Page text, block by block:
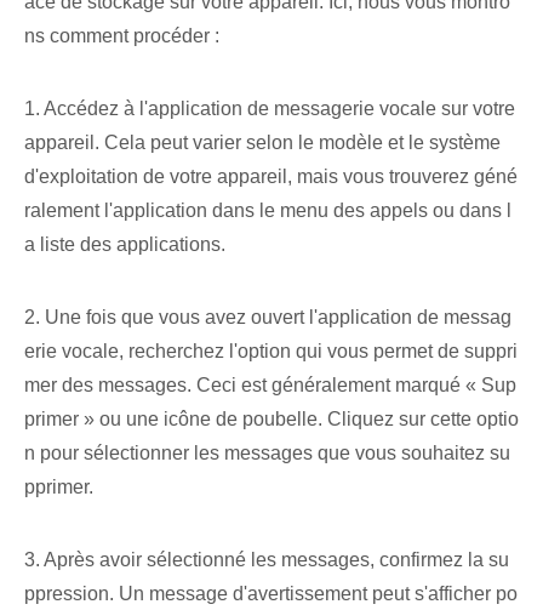
ns comment procéder :
1. Accédez à l'application de messagerie vocale sur votre
appareil. Cela peut varier selon le modèle et le système
d'exploitation de votre appareil, mais vous trouverez géné
ralement l'application dans le menu des appels ou dans l
a liste des applications.
2. Une fois que vous avez ouvert l'application de messag
erie vocale, recherchez l'option qui vous permet de suppri
mer des messages. Ceci est généralement marqué « Sup
primer » ou une icône de poubelle. Cliquez sur cette optio
n pour sélectionner les messages que vous souhaitez su
pprimer.
3. Après avoir sélectionné les messages, confirmez la su
ppression. Un message d'avertissement peut s'afficher po